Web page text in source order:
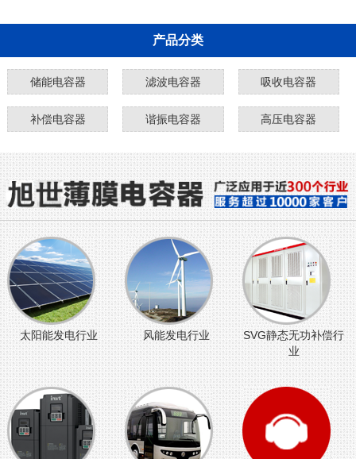
产品分类
储能电容器 滤波电容器 吸收电容器
补偿电容器 谐振电容器 高压电容器
太阳能发电行业 风能发电行业
SVG静态无功补偿行
业